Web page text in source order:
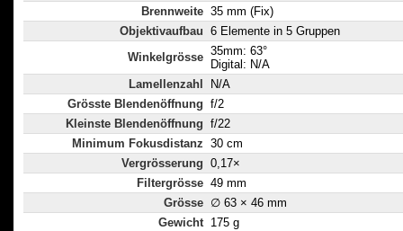
Brennweite 35 mm (Fix)
Objektivaufbau 6 Elemente in 5 Gruppen
Winkelgrösse 35mm: 63°
Digital: N/A
Lamellenzahl
N/A
Grösste Blendenöffnung f/2
Kleinste Blendenöffnung f/22
Minimum Fokusdistanz 30 cm
Vergrösserung 0,17×
Filtergrösse 49 mm
Grösse ∅ 63 × 46 mm
Gewicht 175 g